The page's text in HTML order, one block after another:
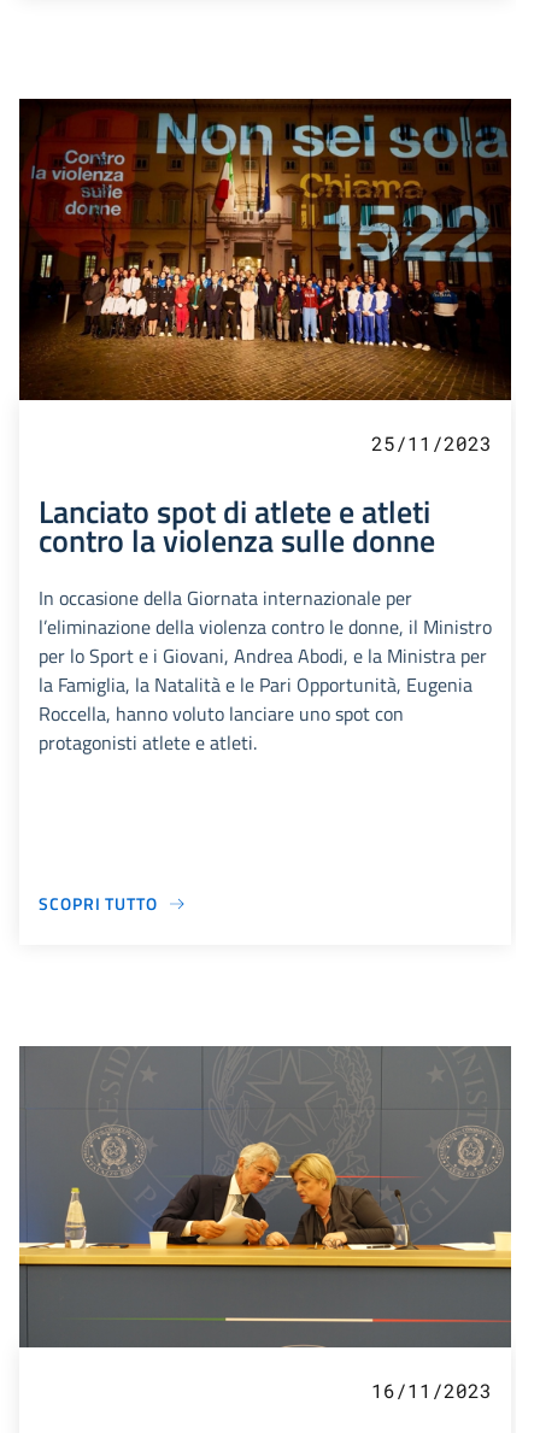
25/11/2023
Lanciato spot di atlete e atleti
contro la violenza sulle donne
In occasione della Giornata internazionale per
l’eliminazione della violenza contro le donne, il Ministro
per lo Sport e i Giovani, Andrea Abodi, e la Ministra per
la Famiglia, la Natalità e le Pari Opportunità, Eugenia
Roccella, hanno voluto lanciare uno spot con
protagonisti atlete e atleti.
SCOPRI TUTTO
16/11/2023